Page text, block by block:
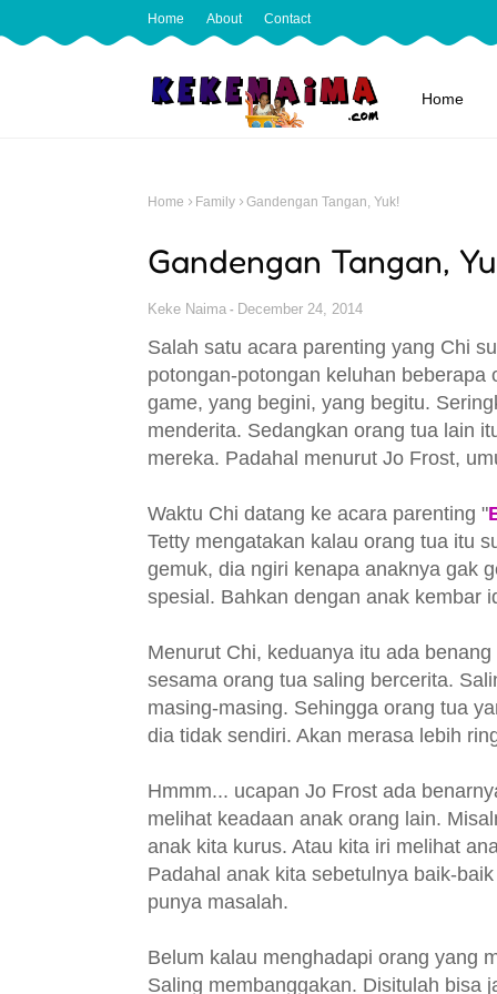
Home About Contact
Home
Home Family Gandengan Tangan, Yuk!
Gandengan Tangan,
Keke Naima December 24, 2014
Salah satu acara parenting yang Chi
potongan-potongan keluhan
game, yang begini, yang begitu.
menderita. Sedangkan orang tua lain
mereka. Padahal menurut Jo Frost,
Waktu Chi datang ke acara parenting "
Tetty mengatakan kalau orang tua itu
gemuk, dia ngiri kenapa anaknya gak
spesial. Bahkan dengan anak kembar
Menurut Chi, keduanya itu ada
sesama orang tua saling bercerita.
masing-masing. Sehingga orang tua
dia tidak sendiri. Akan merasa lebih
Hmmm... ucapan Jo Frost ada
melihat keadaan anak orang lain.
anak kita kurus. Atau kita iri melihat
Padahal anak kita sebetulnya baik-
punya masalah.
Belum kalau menghadapi orang yang
Saling membanggakan. Disitulah bisa